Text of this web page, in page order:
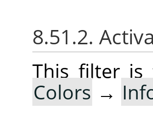
8.51.2.
This filter is
Colors →